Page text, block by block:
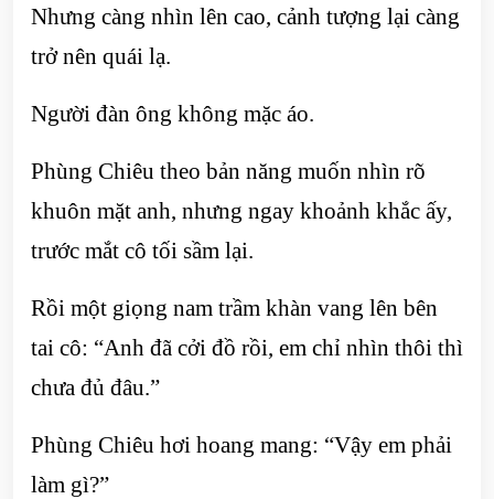
Nhưng càng nhìn lên cao, cảnh tượng lại càng
trở nên quái lạ.
Người đàn ông không mặc áo.
Phùng Chiêu theo bản năng muốn nhìn rõ
khuôn mặt anh, nhưng ngay khoảnh khắc ấy,
trước mắt cô tối sầm lại.
Rồi một giọng nam trầm khàn vang lên bên
tai cô: “Anh đã cởi đồ rồi, em chỉ nhìn thôi thì
chưa đủ đâu.”
Phùng Chiêu hơi hoang mang: “Vậy em phải
làm gì?”